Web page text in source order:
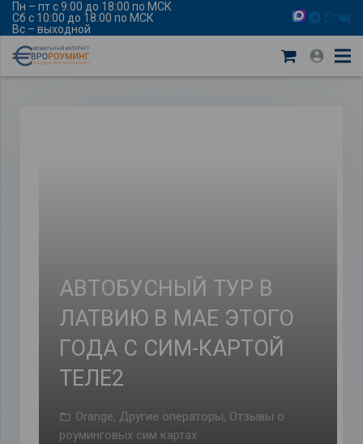
Пн – пт с 9:00 до 18:00 по МСК
Сб с 10:00 до 18:00 по МСК
Вс – выходной
АВТОБУСНЫЙ ТУР В
ЛАТВИЮ В МАЕ ЭТОГО
ГОДА С СИМ-КАРТОЙ
ТЕЛЕ2
Orange, Другие операторы, Отзывы о
роуминговых сим картах